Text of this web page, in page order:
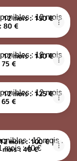
: 150 € | 6 mois :
12 mois : 150 €
80 €
: 130 € | 6 mois :
12 mois : 130 €
€
: 125 € | 6 mois :
12 mois : 125 €
€
: 100 € | 6 mois :
mois : 100 € |
mois : 40 €